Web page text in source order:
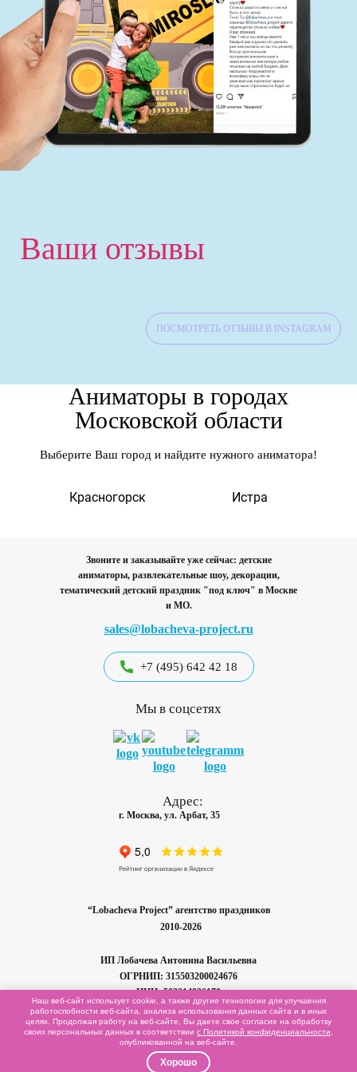
Ваши отзывы
ПОСМОТРЕТЬ ОТЗЫВЫ В INSTAGRAM
Аниматоры в городах
Московской области
Выберите Ваш город и найдите нужного аниматора!
Красногорск Истра
Звоните и заказывайте уже сейчас: детские
аниматоры, развлекательные шоу, декорации,
тематический детский праздник "под ключ" в Москве
и МО.
sales@lobacheva-project.ru
+7 (495) 642 42 18
Мы в соцсетях
Адрес:
г. Москва, ул. Арбат, 35
“Lobacheva Project” агентство праздников
2010-2026
ИП Лобачева Антонина Васильевна
ОГРНИП: 315503200024676
ИНН: 503214936170
Карта сайта
Наш веб-сайт использует cookie, а также другие технологии для улучшения
работоспобности веб-сайта,
анализа использования данных сайта и в иных
целях. Продолжая работу на веб-сайте,
Вы даете свое согласие на обработку
своих персональных данных в соответствии с Политикой конфиденциальности
опубликованной на веб-сайте.
Хорошо